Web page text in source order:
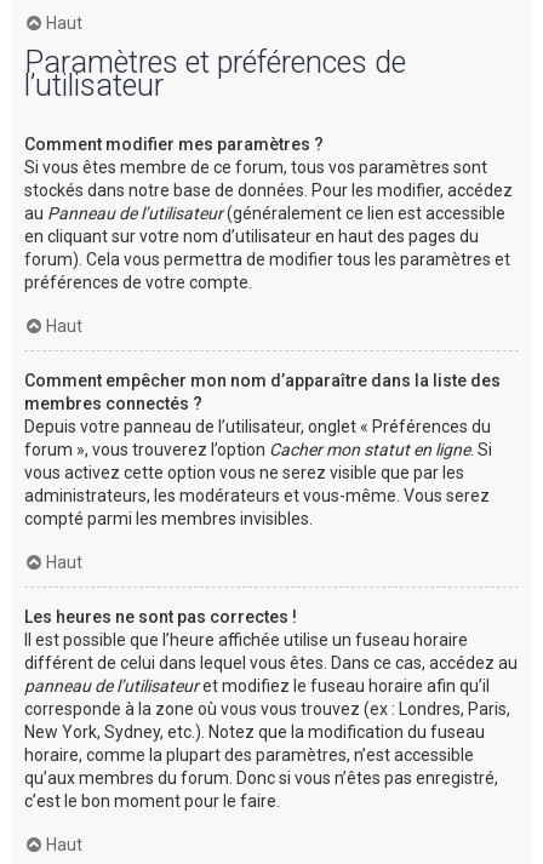
Haut
Paramètres et préférences de
l’utilisateur
Comment modifier mes paramètres ?
Si vous êtes membre de ce forum, tous vos paramètres sont
stockés dans notre base de données. Pour les modifier, accédez
au Panneau de l’utilisateur(généralement ce lien est accessible
en cliquant sur votre nom d’utilisateur en haut des pages du
forum). Cela vous permettra de modifier tous les paramètres et
préférences de votre compte.
Haut
Comment empêcher mon nom d’apparaître dans la liste des
membres connectés ?
Depuis votre panneau de l’utilisateur, onglet « Préférences du
forum », vous trouverez l’option Cacher mon statut en ligne. Si
vous activez cette option vous ne serez visible que par les
administrateurs, les modérateurs et vous-même. Vous serez
compté parmi les membres invisibles.
Haut
Les heures ne sont pas correctes !
Il est possible que l’heure affichée utilise un fuseau horaire
différent de celui dans lequel vous êtes. Dans ce cas, accédez au
panneau de l’utilisateuret modifiez le fuseau horaire afin qu’il
corresponde à la zone où vous vous trouvez (ex : Londres, Paris,
New York, Sydney, etc.). Notez que la modification du fuseau
horaire, comme la plupart des paramètres, n’est accessible
qu’aux membres du forum. Donc si vous n’êtes pas enregistré,
c’est le bon moment pour le faire.
Haut